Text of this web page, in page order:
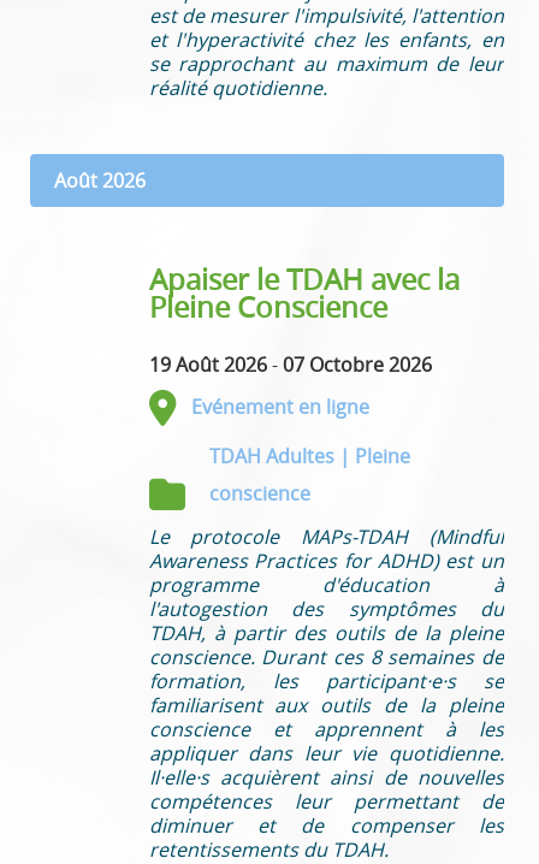
est de mesurer l'impulsivité, l'attention
et l'hyperactivité chez les enfants, en
se rapprochant au maximum de leur
réalité quotidienne.
Août 2026
Apaiser le TDAH avec la
Pleine Conscience
19 Août 2026 -07 Octobre 2026
Evénement en ligne
TDAH Adultes | Pleine
conscience
Le protocole MAPs-TDAH (Mindful
Awareness Practices for ADHD) est un
programme d'éducation à
l'autogestion des symptômes du
TDAH, à partir des outils de la pleine
conscience. Durant ces 8 semaines de
formation, les participant·e·s se
familiarisent aux outils de la pleine
conscience et apprennent à les
appliquer dans leur vie quotidienne.
Il·elle·s acquièrent ainsi de nouvelles
compétences leur permettant de
diminuer et de compenser les
retentissements du TDAH.